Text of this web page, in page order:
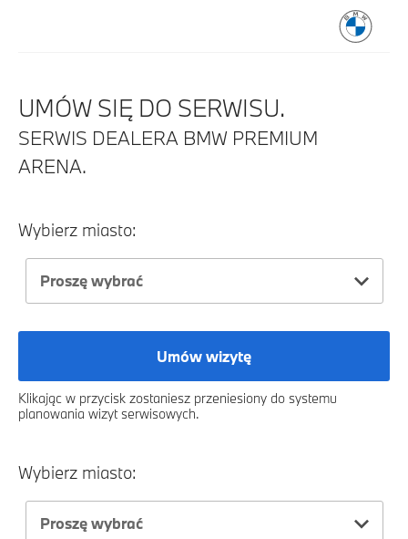
UMÓW SIĘ DO SERWISU.
SERWIS DEALERA BMW PREMIUM
ARENA.
Wybierz miasto:
Proszę wybrać
Umów wizytę
Klikając w przycisk zostaniesz przeniesiony do systemu
planowania wizyt serwisowych.
Wybierz miasto:
Proszę wybrać